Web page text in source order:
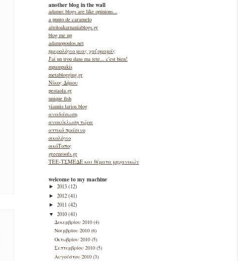
another blog in the wall
adamo: blogs are like opinions...
a punto de caramelo
aitoloakarnaniablogs.gr
blog me up
adamopoulos.net
ημερολόγιο μιας χαζομαμάς
J'ai un trou dans ma tete... c'est bien!
mpampakis
metablogging.gr
Νίκος Δήμου
pestaola.gr
unique fish
yiannis larios blog
αναδάσωση
ανακύκλωση τώρα
αττικό πράσινο
οικολόγιο
οικόΤοπος
greenroofs.gr
ΤΕΕ-ΤΣΜΕΔΕ και θέματα μηχανικών
welcome to my machine
► 2013 (12)
► 2012 (41)
► 2011 (42)
▼ 2010 (41)
Δεκεμβρίου 2010(4)
Νοεμβρίου 2010(6)
Οκτωβρίου 2010(5)
Σεπτεμβρίου 2010(5)
Αυγούστου 2010(3)